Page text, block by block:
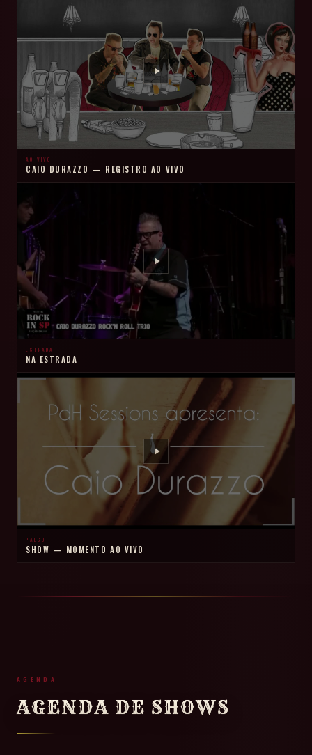
AO VIVO
CAIO DURAZZO — REGISTRO AO VIVO
ESTRADA
NA ESTRADA
PALCO
SHOW — MOMENTO AO VIVO
AGENDA
AGENDA DE SHOWS